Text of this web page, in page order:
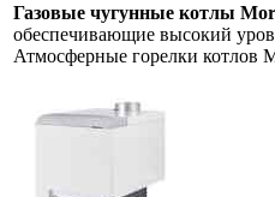
Газовые чугунные котлы
обеспечивающие высокий
Атмосферные горелки котлов